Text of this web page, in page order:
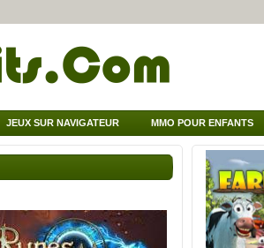
JEUX SUR NAVIGATEUR MMO POUR ENFANTS